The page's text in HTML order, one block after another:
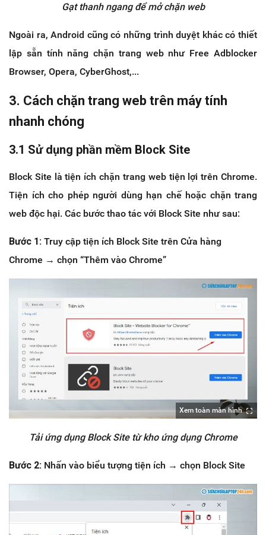
Gạt thanh ngang để mở chặn web
Ngoài ra, Android cũng có những trình duyệt khác có thiết
lập sẵn tính năng chặn trang web như Free Adblocker
Browser, Opera, CyberGhost,...
3. Cách chặn trang web trên máy tính
nhanh chóng
3.1 Sử dụng phần mềm Block Site
Block Site là tiện ích chặn trang web tiện lợi trên Chrome.
Tiện ích cho phép người dùng hạn chế hoặc chặn trang
web độc hại. Các bước thao tác với Block Site như sau:
Bước 1: Truy cập tiện ích Block Site trên Cửa hàng
Chrome → chọn “Thêm vào Chrome”
Xem toàn màn hình
Tải ứng dụng Block Site từ kho ứng dụng Chrome
Bước 2: Nhấn vào biểu tượng tiện ích → chọn Block Site